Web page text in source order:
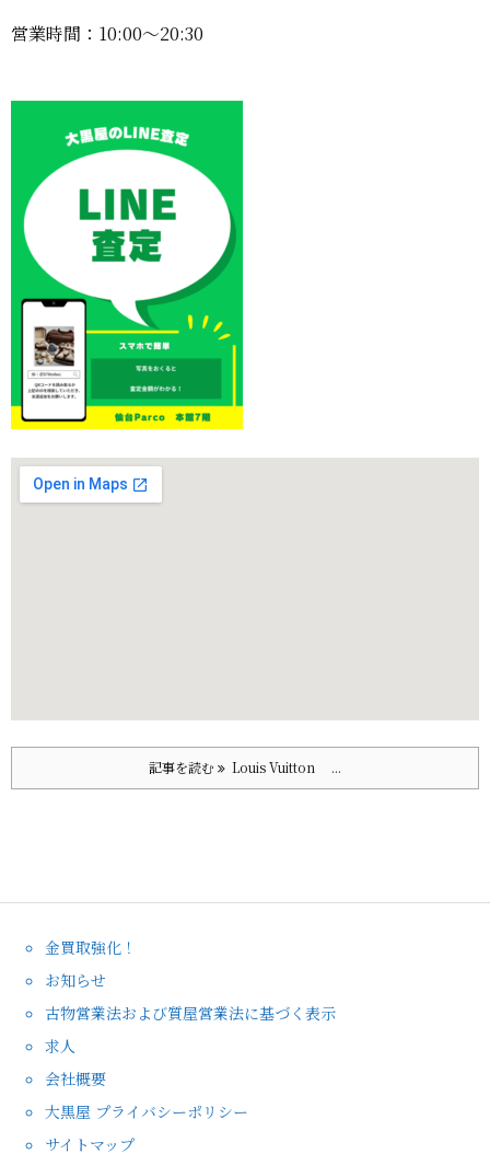
営業時間：10:00〜20:30
記事を読む Louis Vuitton ...
金買取強化！
お知らせ
古物営業法および質屋営業法に基づく表示
求人
会社概要
大黒屋 プライバシーポリシー
サイトマップ